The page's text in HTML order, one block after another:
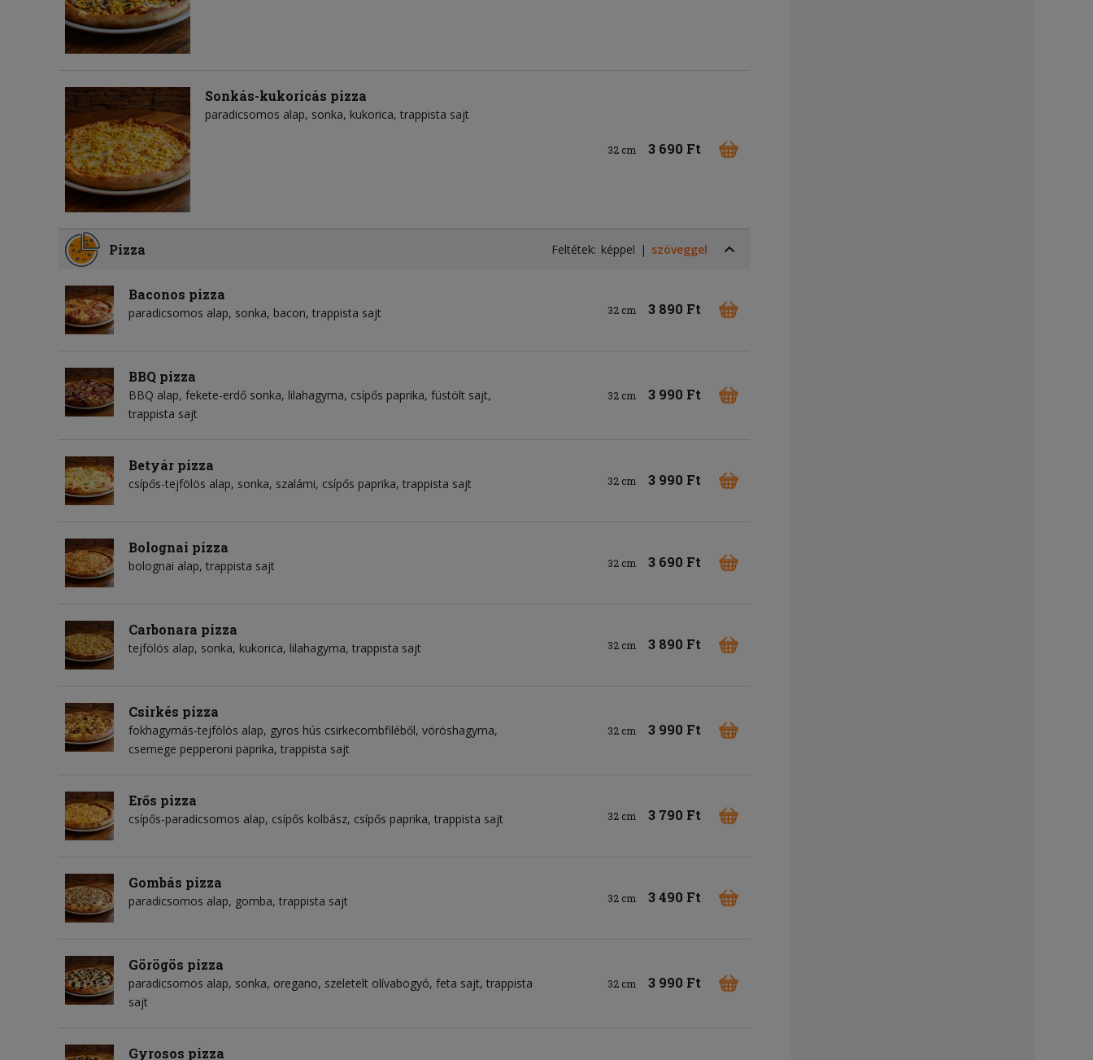
Sonkás-kukoricás pizza
paradicsomos alap sonka kukorica trappista sajt
32 cm 3 690 Ft
Pizza Feltétek: képpel szöveggel
Baconos pizza
paradicsomos alap sonka bacon trappista sajt 32 cm 3 890 Ft
BBQ pizza
BBQ alap fekete-erdő sonka lilahagyma csípős paprika füstölt sajt
trappista sajt
32 cm 3 990 Ft
Betyár pizza
csípős-tejfölös alap sonka szalámi csípős paprika trappista sajt 32 cm 3 990 Ft
Bolognai pizza
bolognai alap trappista sajt 32 cm 3 690 Ft
Carbonara pizza
tejfölös alap sonka kukorica lilahagyma trappista sajt 32 cm 3 890 Ft
Csirkés pizza
fokhagymás-tejfölös alap gyros hús csirkecombfiléből vöröshagyma
csemege pepperoni paprika trappista sajt
32 cm 3 990 Ft
Erős pizza
csípős-paradicsomos alap csípős kolbász csípős paprika trappista sajt 32 cm 3 790 Ft
Gombás pizza
paradicsomos alap gomba trappista sajt 32 cm 3 490 Ft
Görögös pizza
paradicsomos alap sonka oregano szeletelt olívabogyó feta sajt trappista
sajt
32 cm 3 990 Ft
Gyrosos pizza